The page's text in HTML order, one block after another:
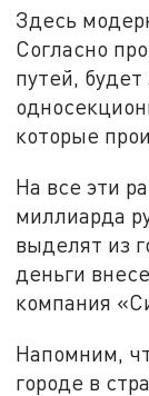
Здесь
Согласно
путей,
которые
На все эти
миллиарда
выделят из
деньги
компания
Напомним,
городе в